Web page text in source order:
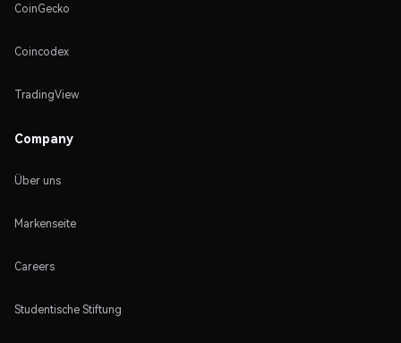
CoinGecko
Coincodex
TradingView
Company
Über uns
Markenseite
Careers
Studentische Stiftung